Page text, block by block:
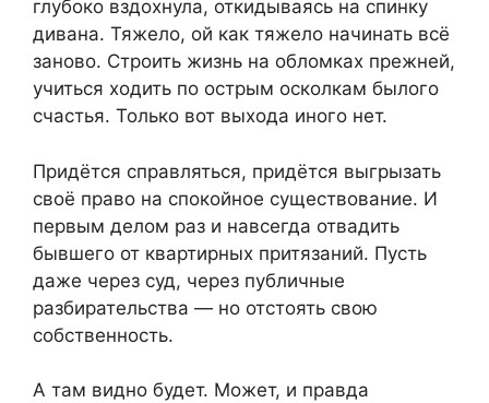
глубоко вздохнула, откидываясь на спинку
дивана. Тяжело, ой как тяжело начинать всё
заново. Строить жизнь на обломках прежней,
учиться ходить по острым осколкам былого
счастья. Только вот выхода иного нет.
Придётся справляться, придётся выгрызать
своё право на спокойное существование. И
первым делом раз и навсегда отвадить
бывшего от квартирных притязаний. Пусть
даже через суд, через публичные
разбирательства — но отстоять свою
собственность.
А там видно будет. Может, и правда